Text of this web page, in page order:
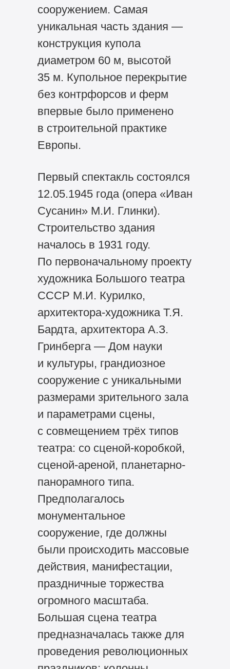
сооружением. Самая
уникальная часть здания —
конструкция купола
диаметром 60 м, высотой
35 м. Купольное перекрытие
без контрфорсов и ферм
впервые было применено
в строительной практике
Европы.
Первый спектакль состоялся
12.05.1945 года (опера «Иван
Сусанин» М.И. Глинки).
Строительство здания
началось в 1931 году.
По первоначальному проекту
художника Большого театра
СССР М.И. Курилко,
архитектора-художника Т.Я.
Бардта, архитектора А.З.
Гринберга — Дом науки
и культуры, грандиозное
сооружение с уникальными
размерами зрительного зала
и параметрами сцены,
с совмещением трёх типов
театра: со сценой-коробкой,
сценой-ареной, планетарно-
панорамного типа.
Предполагалось
монументальное
сооружение, где должны
были происходить массовые
действия, манифестации,
праздничные торжества
огромного масштаба.
Большая сцена театра
предназначалась также для
проведения революционных